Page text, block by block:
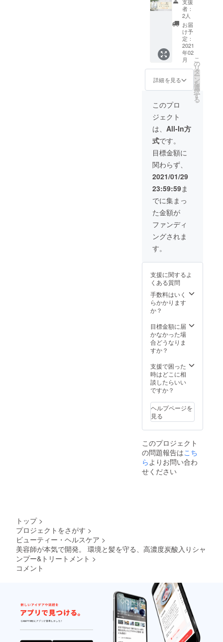
選びく
ださ
い。 ※
送料・
税込。
7,040円
（税
込）＋
7,040円
（税
込）＋
送料
=15,880
円 ※送
料・税
で生成
され
る、炭
酸ガス
の極小
の泡(=
マイク
ロバブ
ル)がふ
くまれ
ルティ)
オリジ
ナルの
高炭酸
スパ
シャン
プー&高
炭酸ス
パト
リート
メント
のセッ
トと、
絵本
「えん
とつ町
のプペ
ル」を2
す。 ※
備考欄
にて絵
本の届
け先を
委任す
にお届
けかお
選びく
送料・
税込。
erdure(
エル
デュー
ル)炭酸
スパ
シャン
プー＆
炭酸ス
パト
リート
メント
のセッ
ト
（300m
lボト
ル）×5
セッ
ト 純
度の高
い水で
生成さ
れる、
炭酸ガ
スの極
小の泡
(=マイ
クロバ
ブル)が
ふくま
れた
オリジ
美容室
専売
シャン
プー&ト
リート
のセッ
トです
（3,080
円
円）
×5+送料
=32,900
円の
オフ
者：
2人
お届
け予
定：
2021
年02
月
詳細を見る
こ
の
リ
タ
ー
ン
を
選
択
す
る
このプロ
ジェクト
は、 All-In方
式です。
目標金額に
関わらず、
2021/01/29
23:59:59ま
でに集まっ
た金額が
ファンディ
ングされま
す。
支援に関するよ
くある質問
手数料はいく
らかかります
か？
目標金額に届
かなかった場
合どうなりま
すか？
支援で困った
時はどこに相
談したらいい
ですか？
ヘルプページを
見る
このプロジェクト
の問題報告はこち
らよりお問い合わ
せください
トップ >
プロジェクトをさがす >
ビューティー・ヘルスケア >
美容師が本気で開発。 環境と髪を守る、高濃度炭酸入りシャ
ンプー&トリートメント >
コメント